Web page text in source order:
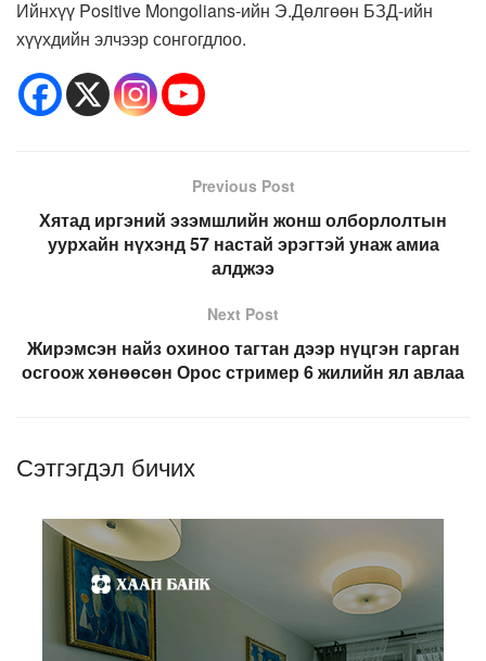
Ийнхүү Positive Mongolians-ийн Э.Дөлгөөн БЗД-ийн
хүүхдийн элчээр сонгогдлоо.
Previous Post
Хятад иргэний эзэмшлийн жонш олборлолтын
уурхайн нүхэнд 57 настай эрэгтэй унаж амиа
алджээ
Next Post
Жирэмсэн найз охиноо тагтан дээр нүцгэн гарган
осгоож хөнөөсөн Орос стример 6 жилийн ял авлаа
Сэтгэгдэл бичих